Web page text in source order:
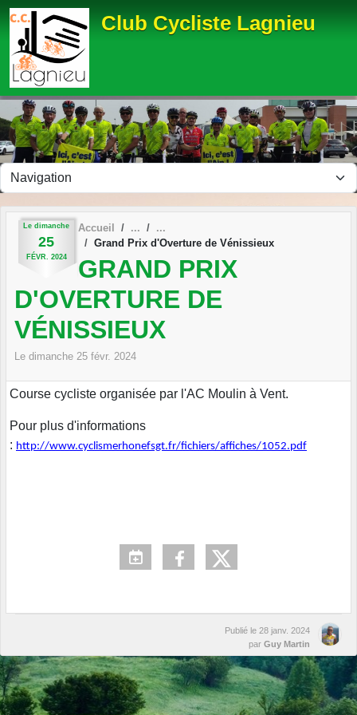
Club Cycliste Lagnieu
Le dimanche
25
FÉVR. 2024
Accueil
Grand Prix d'Overture de Vénissieux
GRAND PRIX
D'OVERTURE DE
VÉNISSIEUX
Le dimanche 25 févr. 2024
Course cycliste organisée par l'AC Moulin à Vent.
Pour plus d'informations
: http://www.cyclismerhonefsgt.fr/fichiers/affiches/1052.pdf
Publié le 28 janv. 2024
par Guy Martin
Panneau de gestion des cookies